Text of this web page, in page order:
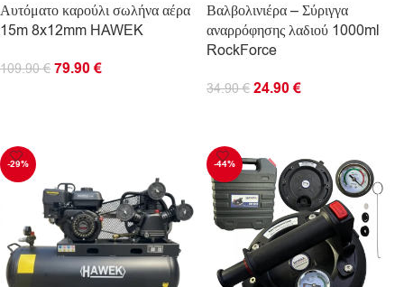
Αυτόματο καρούλι σωλήνα αέρα
15m 8x12mm HAWEK
109.90€ 79.90€
Βαλβολινιέρα – Σύριγγα
αναρρόφησης λαδιού 1000ml
RockForce
34.90€ 24.90€
-29% -44%